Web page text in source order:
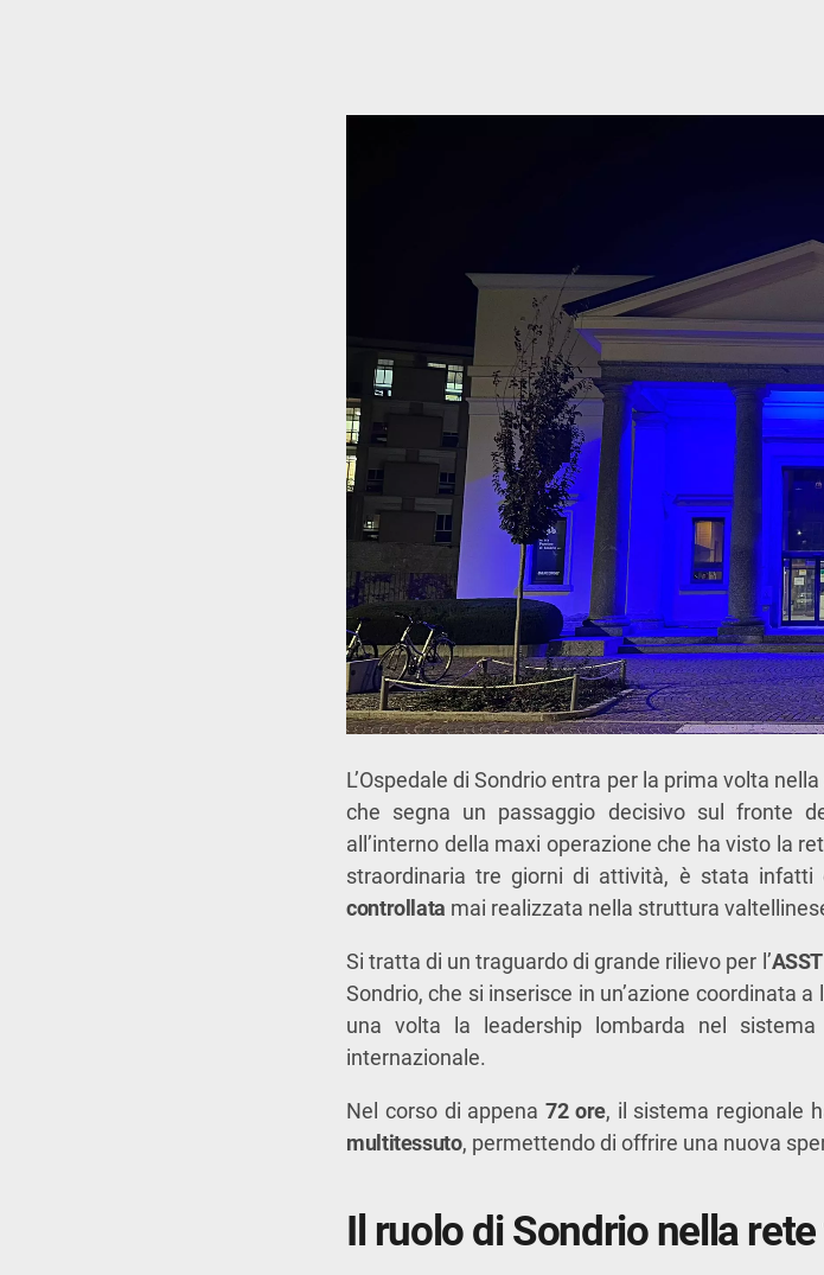
L’Ospedale di Sondrio entra per la prima volta
che segna un passaggio decisivo sul fronte
all’interno della maxi operazione che ha visto la
straordinaria tre giorni di attività, è stata infatti
controllata mai realizzata nella struttura
Si tratta di un traguardo di grande rilievo per l’
Sondrio, che si inserisce in un’azione coordinata
una volta la leadership lombarda nel
internazionale.
Nel corso di appena72 ore, il sistema regionale
multitessuto, permettendo di offrire una nuova
Il ruolo di Sondrio nella